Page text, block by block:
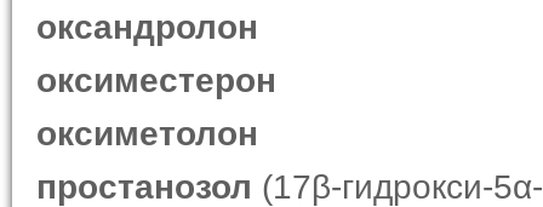
оксандролон
оксиместерон
оксиметолон
простанозол (17β-гидрокси-